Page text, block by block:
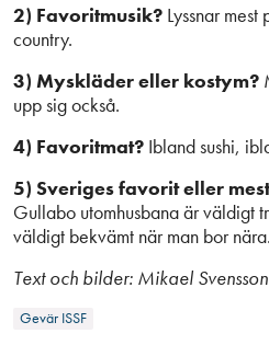
2) Favoritmusik? Lyssnar
country.
3) Myskläder eller kostym?
upp sig också.
4) Favoritmat? Ibland sushi,
5) Sveriges favorit eller
Gullabo utomhusbana är väldigt
väldigt bekvämt när man bor nära.
Text och bilder: Mikael Svensson
Gevär ISSF